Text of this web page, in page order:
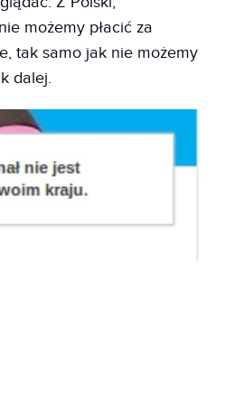
możemy płacić za
tak samo jak nie możemy
dalej.